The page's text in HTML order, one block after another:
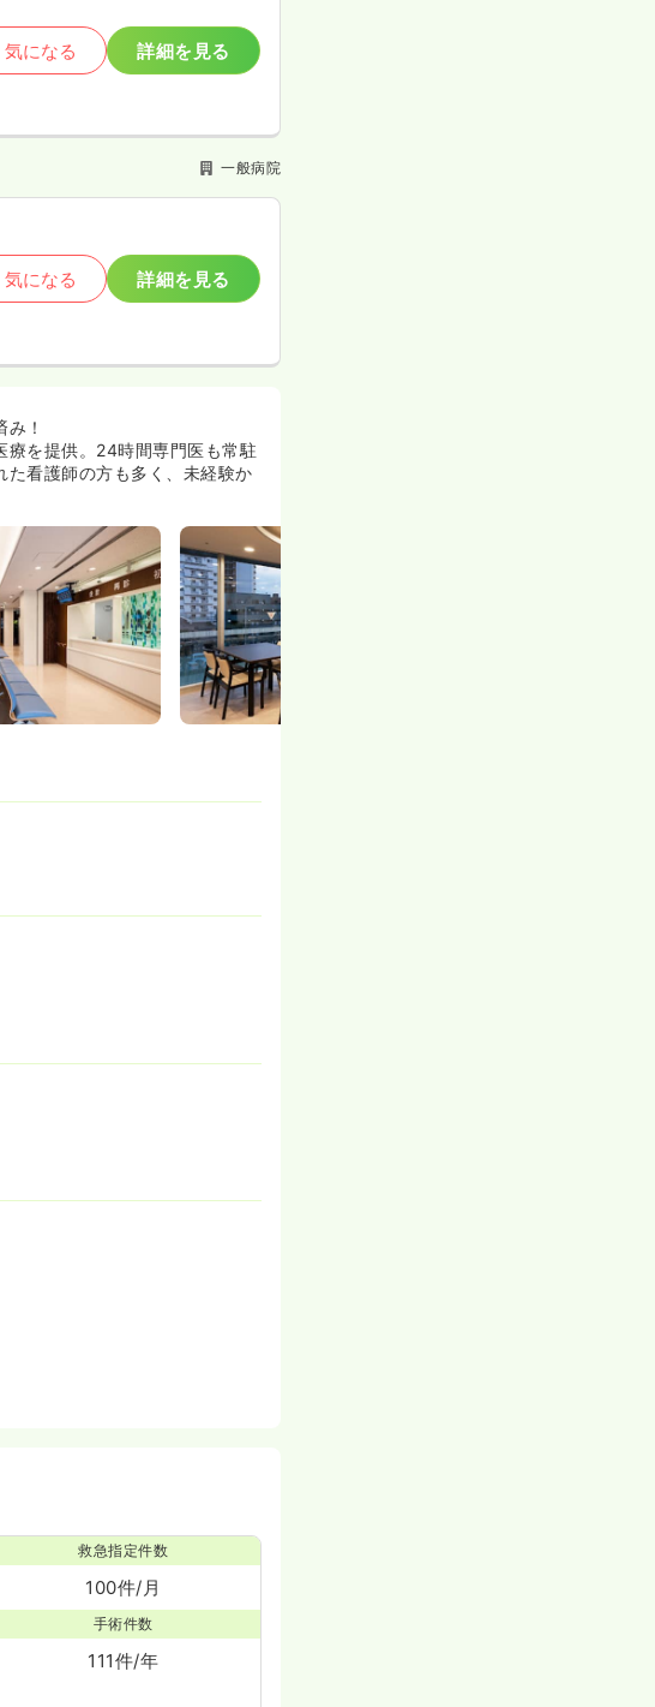
気になる 詳細を見る
一般病院
気になる 詳細を見る
！
療を提供。24時間専門医も常駐
た看護師の方も多く、未経験か
救急指定件数
100件/月
手術件数
111件/年